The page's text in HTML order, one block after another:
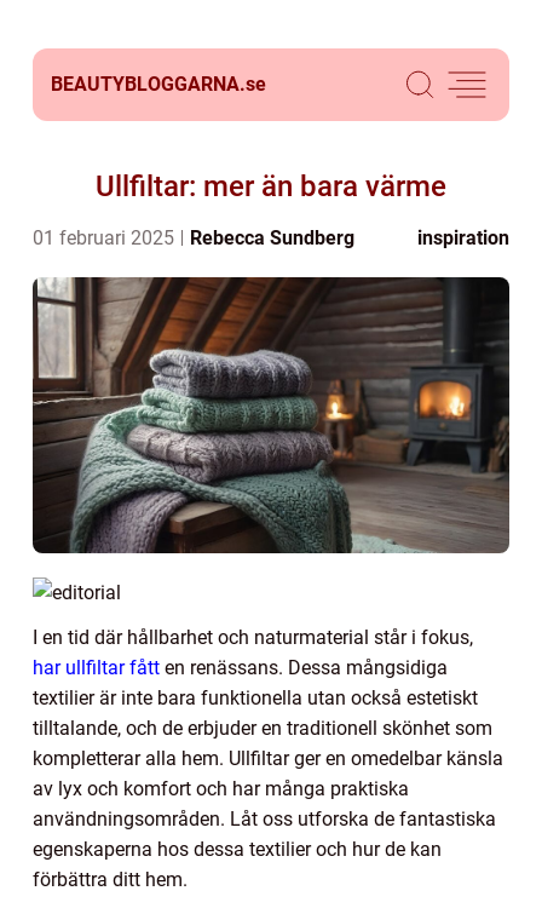
BEAUTYBLOGGARNA.se
Ullfiltar: mer än bara värme
01 februari 2025 Rebecca Sundberg inspiration
I en tid där hållbarhet och naturmaterial står i fokus,
har ullfiltar fått en renässans. Dessa mångsidiga
textilier är inte bara funktionella utan också estetiskt
tilltalande, och de erbjuder en traditionell skönhet som
kompletterar alla hem. Ullfiltar ger en omedelbar känsla
av lyx och komfort och har många praktiska
användningsområden. Låt oss utforska de fantastiska
egenskaperna hos dessa textilier och hur de kan
förbättra ditt hem.